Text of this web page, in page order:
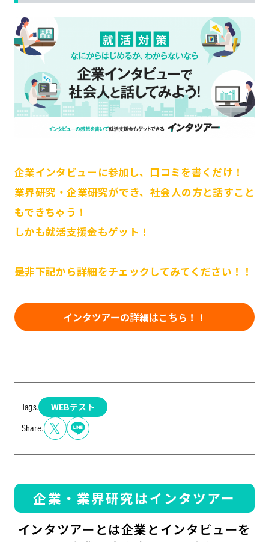
企業インタビューに参加し、口コミを書くだけ！
業界研究・企業研究ができ、社会人の方と話すこと
もできちゃう！
しかも就活支援金もゲット！
是非下記から詳細をチェックしてみてください！！
インタツアーの詳細はこちら！！
Tags. WEBテスト
Share.
企業・業界研究はインタツアー
インタツアーとは企業とインタビューを